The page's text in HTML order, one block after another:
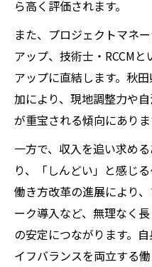
ら高く評価されます。
また、プロジェクトマネ
アップ、技術士・RCCM
アップに直結します。秋
加により、現地調整力や
が重宝される傾向にありま
一方で、収入を追い求め
り、「しんどい」と感じ
働き方改革の進展により
ーク導入など、無理なく
の安定につながります。
イフバランスを両立する